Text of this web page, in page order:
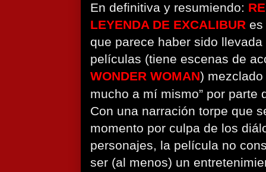
En definitiva y resumiendo:
LEYENDA DE EXCALIBUR
que parece haber sido
películas (tiene escenas de
WONDER WOMAN) mezclado
mucho a mí mismo” por parte
Con una narración torpe que
momento por culpa de los
personajes, la película no
ser (al menos) un